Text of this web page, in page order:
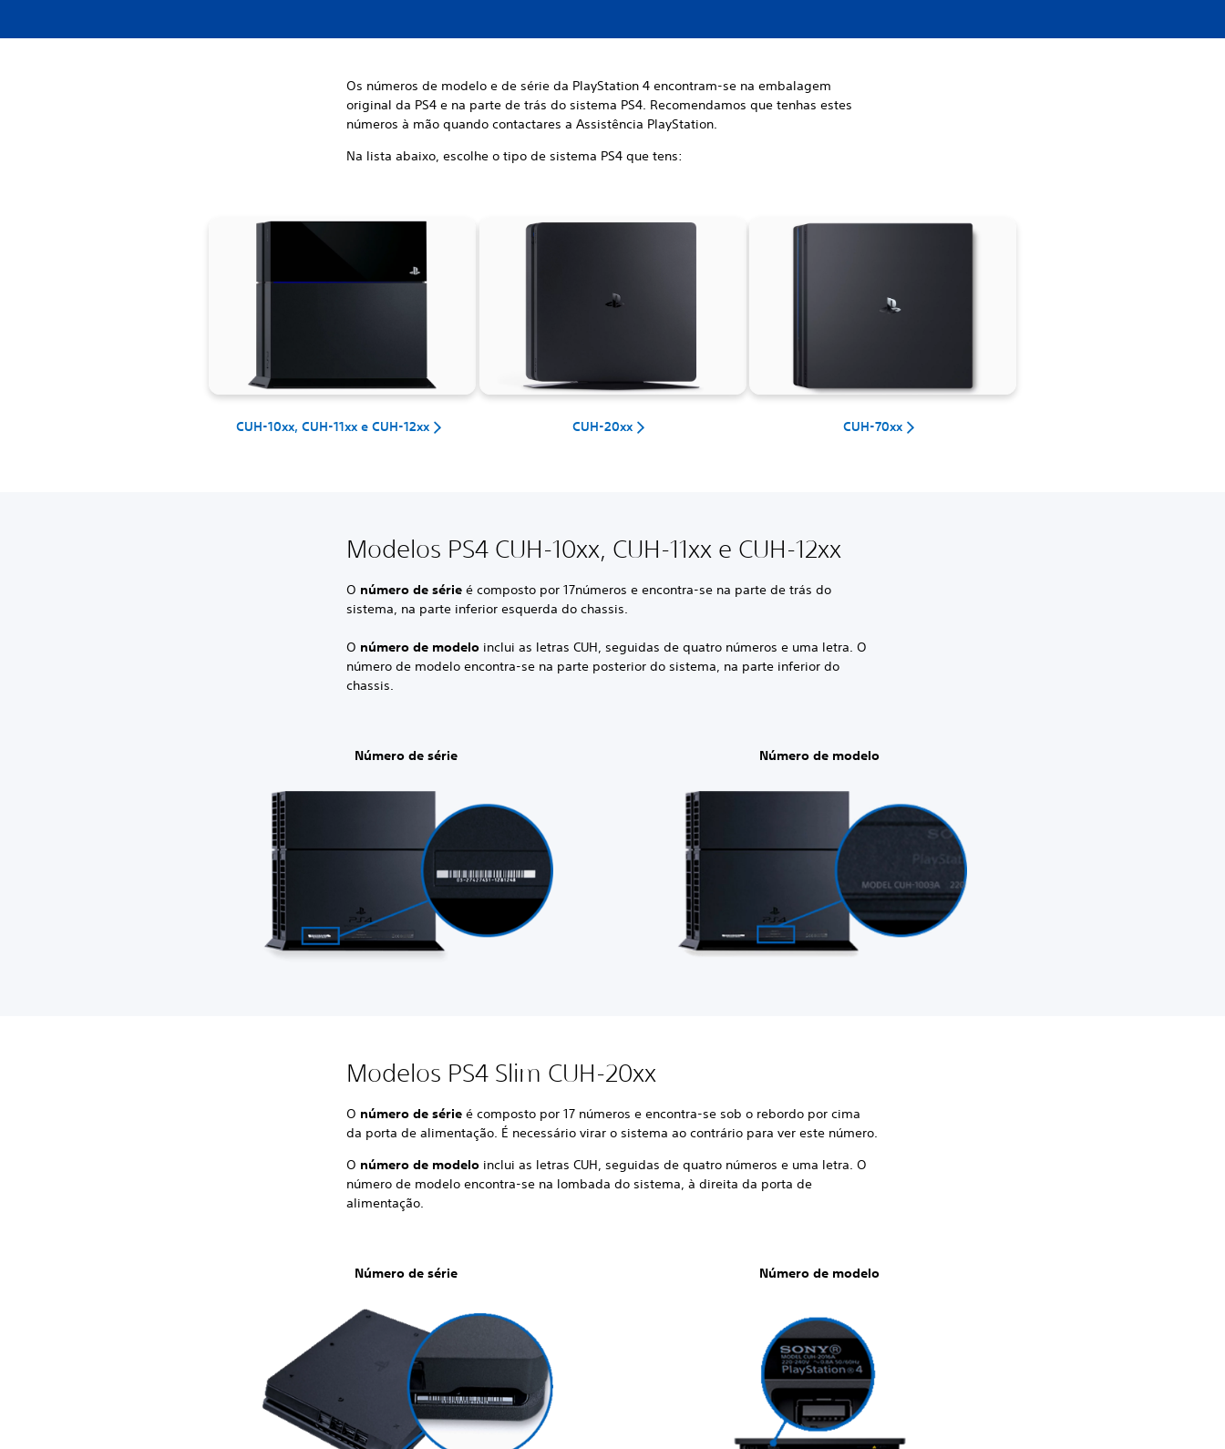
Os números de modelo e de série da PlayStation 4 encontram-se na embalagem
original da PS4 e na parte de trás do sistema PS4. Recomendamos que tenhas estes
números à mão quando contactares a Assistência PlayStation.
Na lista abaixo, escolhe o tipo de sistema PS4 que tens:
CUH-10xx, CUH-11xx e CUH-12xx CUH-20xx CUH-70xx
Modelos PS4 CUH-10xx, CUH-11xx e CUH-12xx
O número de série é composto por 17números e encontra-se na parte de trás do
sistema, na parte inferior esquerda do chassis.
O número de modelo inclui as letras CUH, seguidas de quatro números e uma letra. O
número de modelo encontra-se na parte posterior do sistema, na parte inferior do
chassis.
Número de série Número de modelo
Modelos PS4 Slim CUH-20xx
O número de série é composto por 17 números e encontra-se sob o rebordo por cima
da porta de alimentação. É necessário virar o sistema ao contrário para ver este número.
O número de modelo inclui as letras CUH, seguidas de quatro números e uma letra. O
número de modelo encontra-se na lombada do sistema, à direita da porta de
alimentação.
Número de série Número de modelo